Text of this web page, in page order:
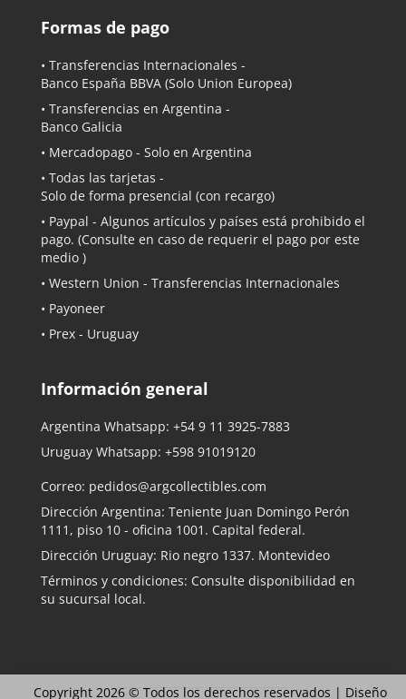
Formas de pago
• Transferencias Internacionales -
Banco España BBVA (Solo Union Europea)
• Transferencias en Argentina -
Banco Galicia
• Mercadopago - Solo en Argentina
• Todas las tarjetas -
Solo de forma presencial (con recargo)
• Paypal - Algunos artículos y países está prohibido el
pago. (Consulte en caso de requerir el pago por este
medio )
• Western Union - Transferencias Internacionales
• Payoneer
• Prex - Uruguay
Información general
Argentina Whatsapp: +54 9 11 3925-7883
Uruguay Whatsapp: +598 91019120
Correo: pedidos@argcollectibles.com
Dirección Argentina: Teniente Juan Domingo Perón
1111, piso 10 - oficina 1001. Capital federal.
Dirección Uruguay: Rio negro 1337. Montevideo
Términos y condiciones: Consulte disponibilidad en
su sucursal local.
Copyright 2026 © Todos los derechos reservados | Diseño